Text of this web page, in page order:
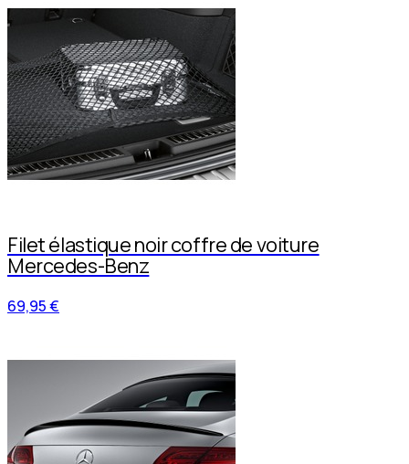
Filet élastique noir coffre de voiture
Mercedes-Benz
69,95 €